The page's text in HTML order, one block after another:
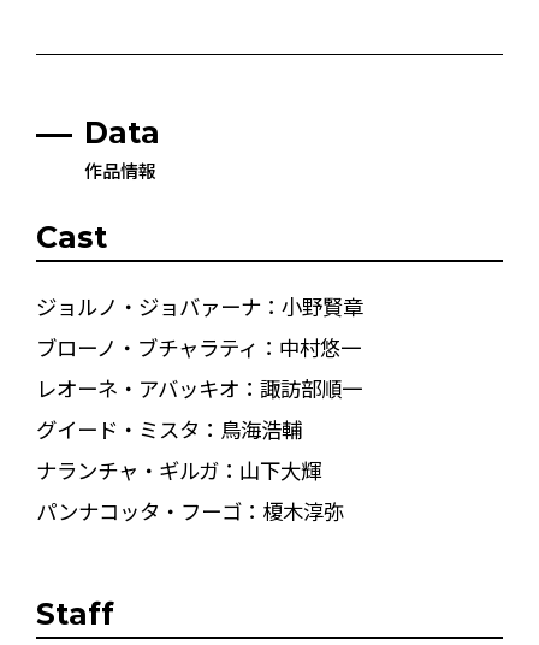
Data
作品情報
Cast
ジョルノ・ジョバァーナ：小野賢章
ブローノ・ブチャラティ：中村悠一
レオーネ・アバッキオ：諏訪部順一
グイード・ミスタ：鳥海浩輔
ナランチャ・ギルガ：山下大輝
パンナコッタ・フーゴ：榎木淳弥
Staff